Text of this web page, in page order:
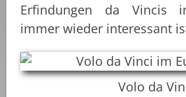
Erfindungen da Vincis
immer wieder interessant
Volo da